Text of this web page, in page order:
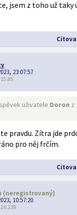
jsem z toho už
23:07:57
uživatele Doron z
pravdu. Zítra jde
pro něj frčím.
(neregistrovaný)
10:57:20